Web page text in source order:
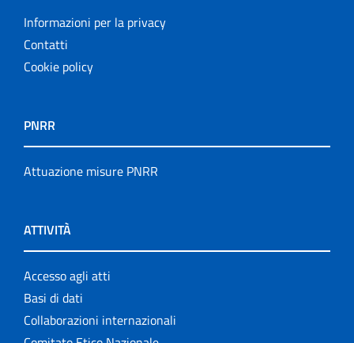
Informazioni per la privacy
Contatti
Cookie policy
PNRR
Attuazione misure PNRR
ATTIVITÀ
Accesso agli atti
Basi di dati
Collaborazioni internazionali